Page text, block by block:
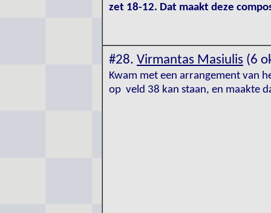
zet 18-12. Dat maakt deze
#28. Virmantas Masiulis (6
Kwam met een arrangement van
op veld 38 kan staan, en maakte